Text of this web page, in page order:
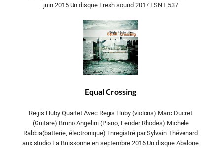
juin 2015 Un disque Fresh sound 2017 FSNT 537
Equal Crossing
Régis Huby Quartet Avec Régis Huby (violons) Marc Ducret
(Guitare) Bruno Angelini (Piano, Fender Rhodes) Michele
Rabbia(batterie, électronique) Enregistré par Sylvain Thévenard
aux studio La Buissonne en septembre 2016 Un disque Abalone